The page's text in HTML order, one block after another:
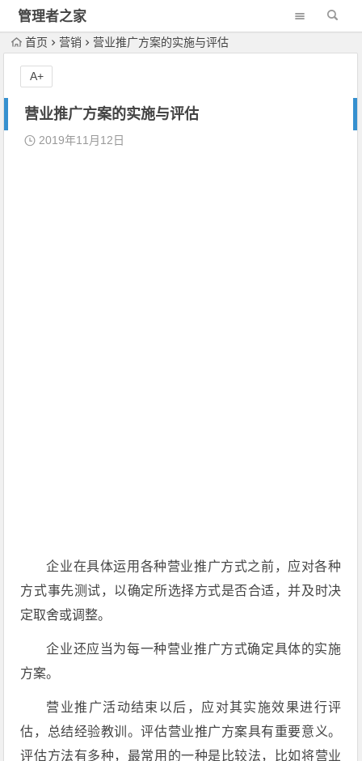
管理者之家
首页 营销 营业推广方案的实施与评估
营业推广方案的实施与评估
2019年11月12日
企业在具体运用各种营业推广方式之前，应对各种
方式事先测试，以确定所选择方式是否合适，并及时决
定取舍或调整。
企业还应当为每一种营业推广方式确定具体的实施
方案。
营业推广活动结束以后，应对其实施效果进行评
估，总结经验教训。评估营业推广方案具有重要意义。
评估方法有多种，最常用的一种是比较法，比如将营业
A+